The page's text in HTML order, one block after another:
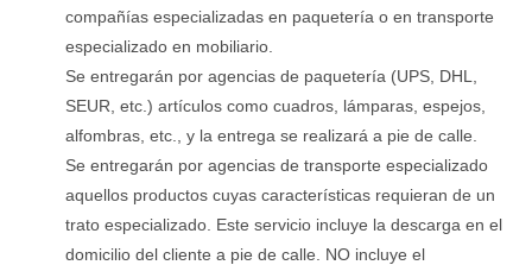
compañías especializadas en paquetería o en transporte
especializado en mobiliario.
Se entregarán por agencias de paquetería (UPS, DHL,
SEUR, etc.) artículos como cuadros, lámparas, espejos,
alfombras, etc., y la entrega se realizará a pie de calle.
Se entregarán por agencias de transporte especializado
aquellos productos cuyas características requieran de un
trato especializado. Este servicio incluye la descarga en el
domicilio del cliente a pie de calle. NO incluye el